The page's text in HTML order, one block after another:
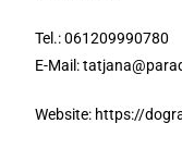
Tel.: 061209990780
E-Mail:
Website: https://